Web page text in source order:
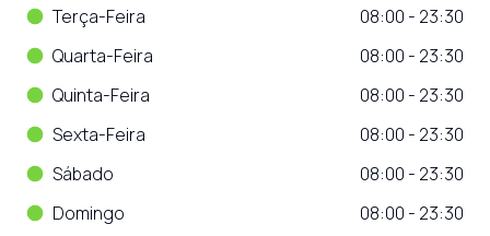
Terça-Feira
08:00 - 23:30
Quarta-Feira
08:00 - 23:30
Quinta-Feira
08:00 - 23:30
Sexta-Feira
08:00 - 23:30
Sábado
08:00 - 23:30
Domingo
08:00 - 23:30